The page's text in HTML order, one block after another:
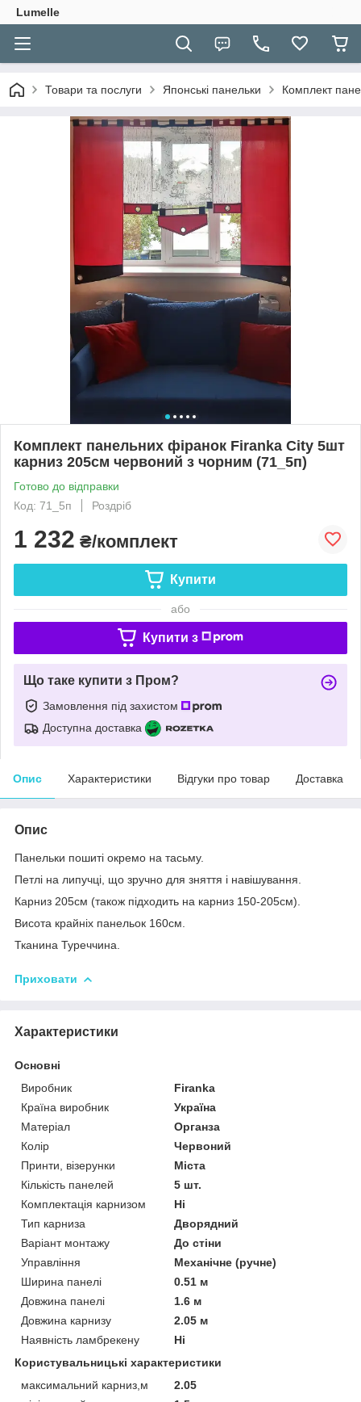
Lumelle
Товари та послуги Японські панельки Комплект
Комплект панельних фіранок Firanka City 5шт
карниз 205см червоний з чорним (71_5п)
Готово до відправки
Код: 71_5п
Роздріб
1 232 ₴/комплект
Купити
або
Купити з
Що таке купити з Пром?
Замовлення під захистом
Доступна доставка
Опис Характеристики Відгуки про товар Доставка
Опис
Панельки пошиті окремо на тасьму.
Петлі на липучці, що зручно для зняття і навішування.
Карниз 205см (також підходить на карниз 150-205см).
Висота крайніх панельок 160см.
Тканина Туреччина.
Приховати
Характеристики
Основні
Виробник
Firanka
Країна виробник
Україна
Матеріал
Органза
Колір
Червоний
Принти, візерунки
Міста
Кількість панелей
5 шт.
Комплектація карнизом
Ні
Тип карниза
Дворядний
Варіант монтажу
До стіни
Управління
Механічне (ручне)
Ширина панелі
0.51 м
Довжина панелі
1.6 м
Довжина карнизу
2.05 м
Наявність ламбрекену
Ні
Користувальницькі характеристики
максимальний карниз,м
2.05